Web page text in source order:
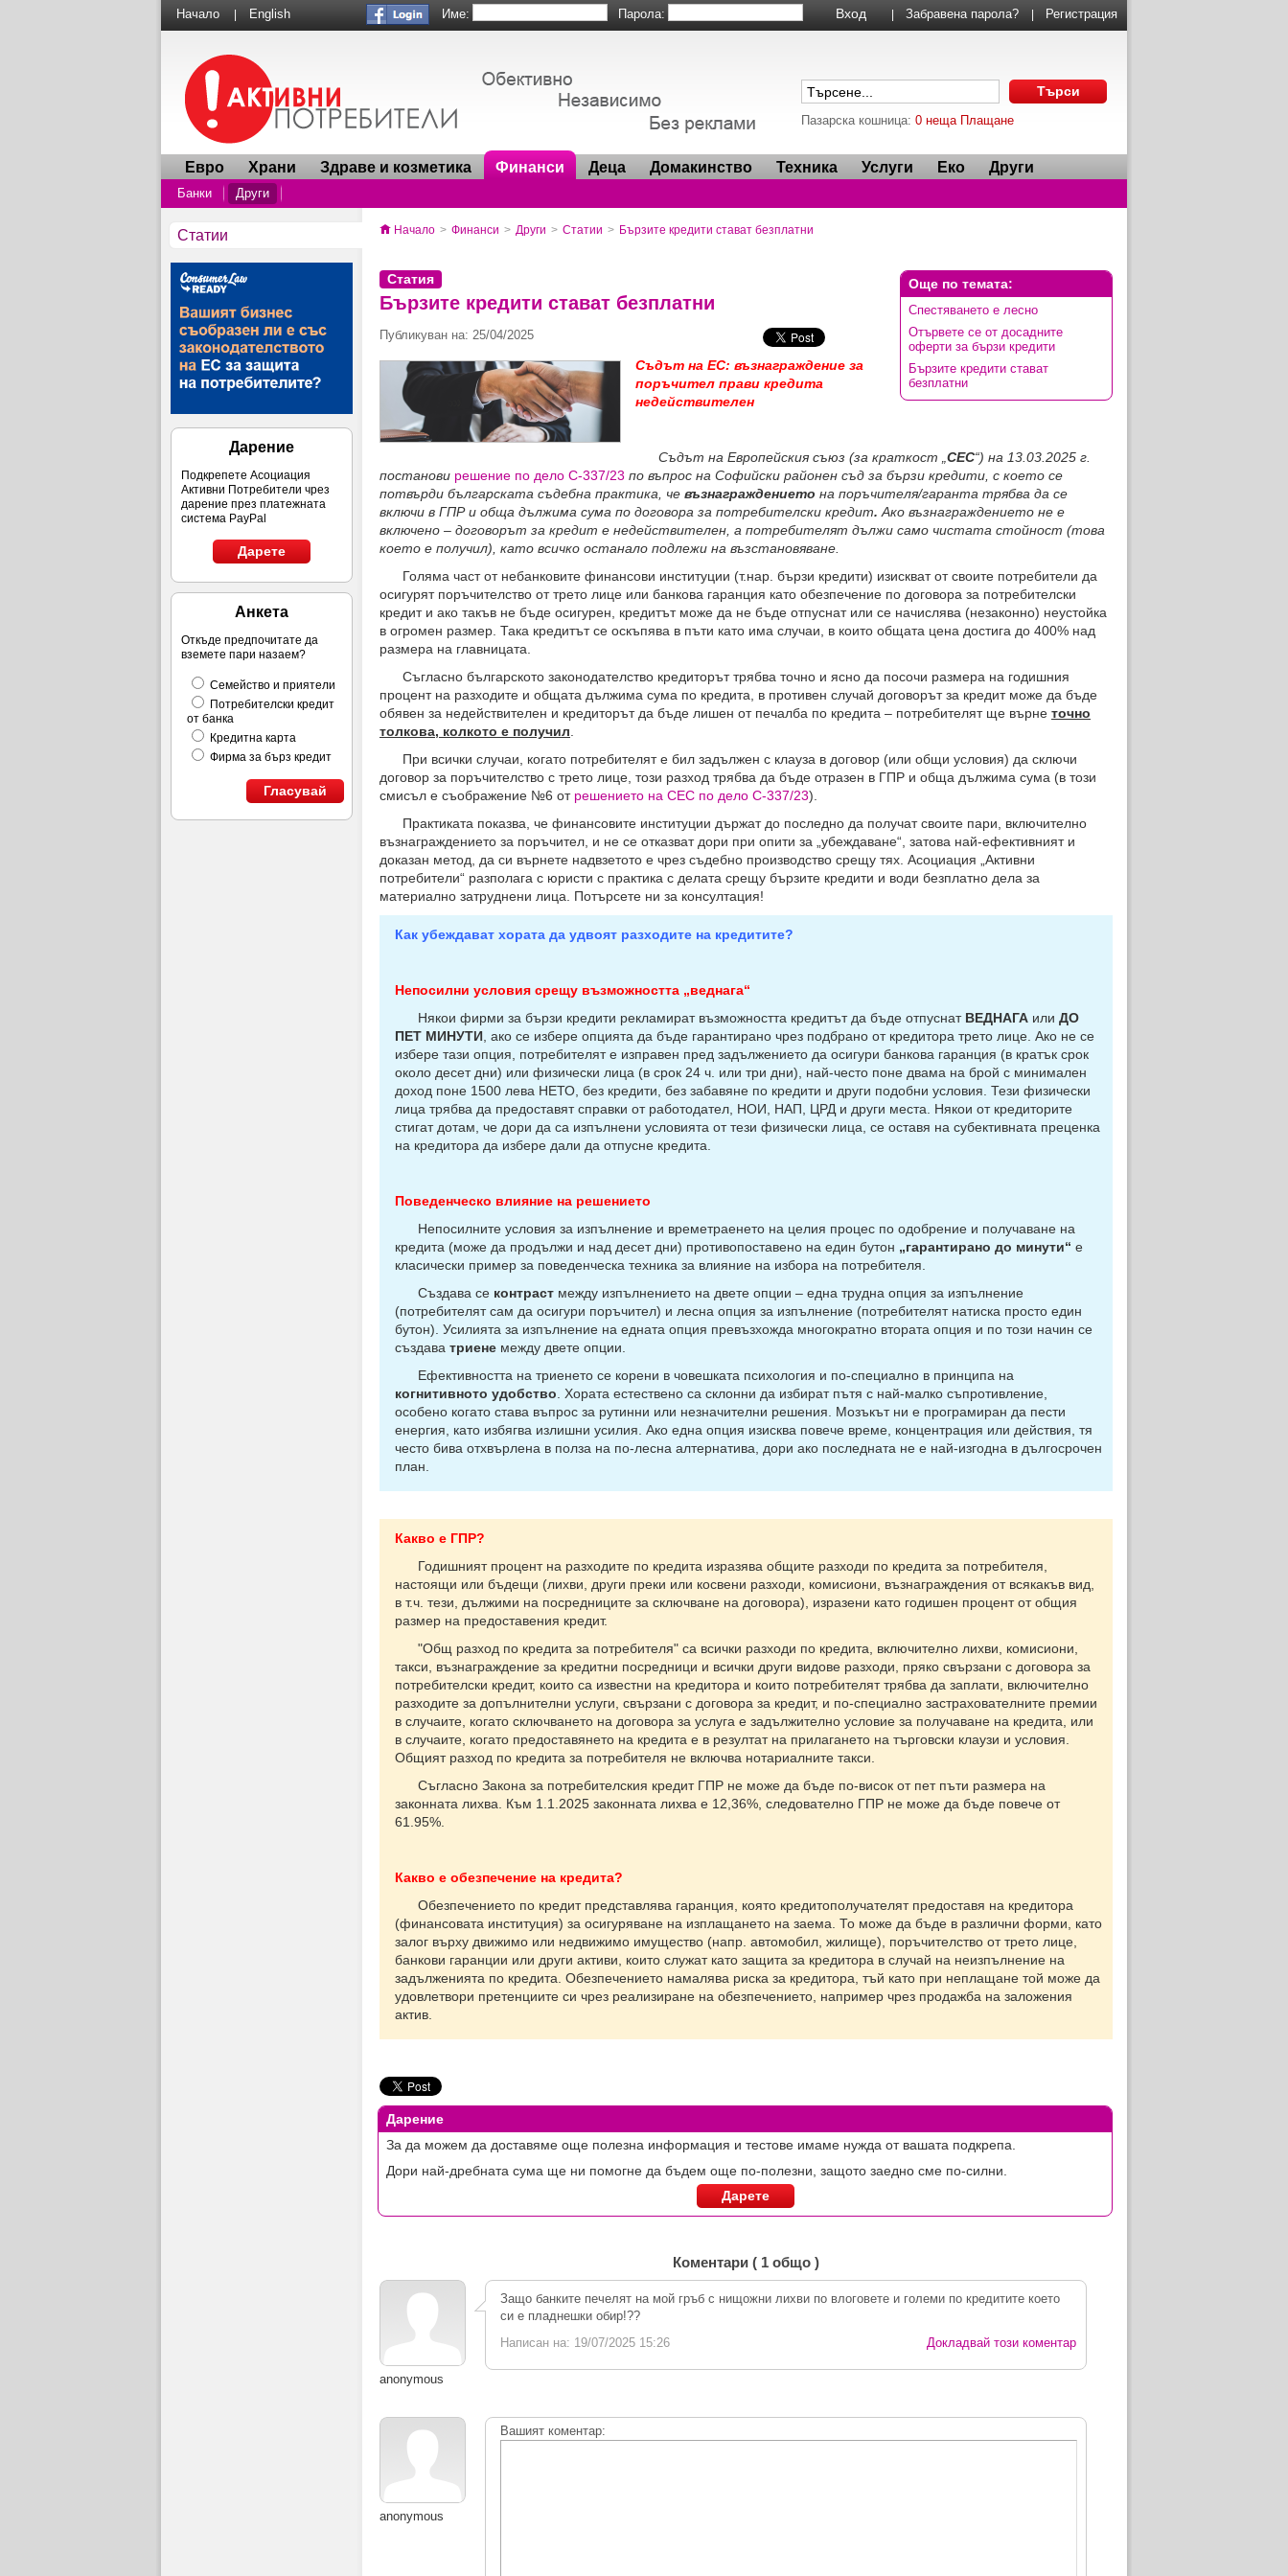
Начало English Име: Парола: Забравена парола? Регистрация
Пазарска кошница: 0 неща Плащане
Евро Храни Здраве и козметика Финанси
Банки Други
Деца Домакинство Техника Услуги Еко Други
Статии
Дарение
Подкрепете Асоциация
Активни Потребители чрез
дарение през платежната
система PayPal
Дарете
Анкета
Откъде предпочитате да
вземете пари назаем?
Семейство и приятели
Потребителски кредит
от банка
Кредитна карта
Фирма за бърз кредит
Гласувай
Начало > Финанси > Други > Статии > Бързите кредити стават безплатни
Още по темата:
Спестяването е лесно
Отървете се от досадните
оферти за бързи кредити
Бързите кредити стават
безплатни
Статия
Бързите кредити стават безплатни
Публикуван на: 25/04/2025
Съдът на ЕС: възнаграждение за
поръчител прави кредита
недействителен
Съдът на Европейския съюз (за краткост „ СЕС“) на 13.03.2025 г.
постанови решение по дело C‑337/23 по въпрос на Софийски районен съд за бързи кредити, с което се
потвърди българската съдебна практика, че възнаграждението на поръчителя/гаранта трябва да се
включи в ГПР и обща дължима сума по договора за потребителски кредит. Ако възнаграждението не е
включено – договорът за кредит е недействителен, а потребителят дължи само чистата стойност (това
което е получил), като всичко останало подлежи на възстановяване.
Голяма част от небанковите финансови институции (т.нар. бързи кредити) изискват от своите потребители да
осигурят поръчителство от трето лице или банкова гаранция като обезпечение по договора за потребителски
кредит и ако такъв не бъде осигурен, кредитът може да не бъде отпуснат или се начислява (незаконно) неустойка
в огромен размер. Така кредитът се оскъпява в пъти като има случаи, в които общата цена достига до 400% над
размера на главницата.
Съгласно българското законодателство кредиторът трябва точно и ясно да посочи размера на годишния
процент на разходите и общата дължима сума по кредита, в противен случай договорът за кредит може да бъде
обявен за недействителен и кредиторът да бъде лишен от печалба по кредита – потребителят ще върне точно
толкова, колкото е получил
При всички случаи, когато потребителят е бил задължен с клауза в договор (или общи условия) да сключи
договор за поръчителство с трето лице, този разход трябва да бъде отразен в ГПР и обща дължима сума (в този
смисъл е съображение №6 от решението на СЕС по дело C‑337/23).
Практиката показва, че финансовите институции държат до последно да получат своите пари, включително
възнаграждението за поръчител, и не се отказват дори при опити за „убеждаване“, затова най-ефективният и
доказан метод, да си върнете надвзетото е чрез съдебно производство срещу тях. Асоциация „Активни
потребители“ разполага с юристи с практика с делата срещу бързите кредити и води безплатно дела за
материално затруднени лица. Потърсете ни за консултация!
Как убеждават хората да удвоят разходите на кредитите?
Непосилни условия срещу възможността „веднага“
Някои фирми за бързи кредити рекламират възможността кредитът да бъде отпуснат ВЕДНАГА или ДО
ПЕТ МИНУТИ , ако се избере опцията да бъде гарантирано чрез подбрано от кредитора трето лице. Ако не се
избере тази опция, потребителят е изправен пред задължението да осигури банкова гаранция (в кратък срок
около десет дни) или физически лица (в срок 24 ч. или три дни), най-често поне двама на брой с минимален
доход поне 1500 лева НЕТО, без кредити, без забавяне по кредити и други подобни условия. Тези физически
лица трябва да предоставят справки от работодател, НОИ, НАП, ЦРД и други места. Някои от кредиторите
стигат дотам, че дори да са изпълнени условията от тези физически лица, се оставя на субективната преценка
на кредитора да избере дали да отпусне кредита.
Поведенческо влияние на решението
Непосилните условия за изпълнение и времетраенето на целия процес по одобрение и получаване на
кредита (може да продължи и над десет дни) противопоставено на един бутон „гарантирано до минути“ е
класически пример за поведенческа техника за влияние на избора на потребителя.
Създава се контраст между изпълнението на двете опции – една трудна опция за изпълнение
(потребителят сам да осигури поръчител) и лесна опция за изпълнение (потребителят натиска просто един
бутон). Усилията за изпълнение на едната опция превъзхожда многократно втората опция и по този начин се
създава триене между двете опции.
Ефективността на триенето се корени в човешката психология и по-специално в принципа на
когнитивното удобство . Хората естествено са склонни да избират пътя с най-малко съпротивление,
особено когато става въпрос за рутинни или незначителни решения. Мозъкът ни е програмиран да пести
енергия, като избягва излишни усилия. Ако една опция изисква повече време, концентрация или действия, тя
често бива отхвърлена в полза на по-лесна алтернатива, дори ако последната не е най-изгодна в дългосрочен
план.
Какво е ГПР?
Годишният процент на разходите по кредита изразява общите разходи по кредита за потребителя,
настоящи или бъдещи (лихви, други преки или косвени разходи, комисиони, възнаграждения от всякакъв вид,
в т.ч. тези, дължими на посредниците за сключване на договора), изразени като годишен процент от общия
размер на предоставения кредит.
"Общ разход по кредита за потребителя" са всички разходи по кредита, включително лихви, комисиони,
такси, възнаграждение за кредитни посредници и всички други видове разходи, пряко свързани с договора за
потребителски кредит, които са известни на кредитора и които потребителят трябва да заплати, включително
разходите за допълнителни услуги, свързани с договора за кредит, и по-специално застрахователните премии
в случаите, когато сключването на договора за услуга е задължително условие за получаване на кредита, или
в случаите, когато предоставянето на кредита е в резултат на прилагането на търговски клаузи и условия.
Общият разход по кредита за потребителя не включва нотариалните такси.
Съгласно Закона за потребителския кредит ГПР не може да бъде по-висок от пет пъти размера на
законната лихва. Към 1.1.2025 законната лихва е 12,36%, следователно ГПР не може да бъде повече от
61.95%.
Какво е обезпечение на кредита?
Обезпечението по кредит представлява гаранция, която кредитополучателят предоставя на кредитора
(финансовата институция) за осигуряване на изплащането на заема. То може да бъде в различни форми, като
залог върху движимо или недвижимо имущество (напр. автомобил, жилище), поръчителство от трето лице,
банкови гаранции или други активи, които служат като защита за кредитора в случай на неизпълнение на
задълженията по кредита. Обезпечението намалява риска за кредитора, тъй като при неплащане той може да
удовлетвори претенциите си чрез реализиране на обезпечението, например чрез продажба на заложения
актив.
Дарение
За да можем да доставяме още полезна информация и тестове имаме нужда от вашата подкрепа.
Дори най-дребната сума ще ни помогне да бъдем още по-полезни, защото заедно сме по-силни.
Дарете
Коментари ( 1 общо )
anonymous
Защо банките печелят на мой гръб с нищожни лихви по влоговете и големи по кредитите което
си е пладнешки обир!??
Написан на: 19/07/2025 15:26
Докладвай този коментар
anonymous
Вашият коментар: